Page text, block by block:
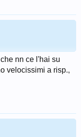
nn ce l'hai su
velocissimi a risp.,